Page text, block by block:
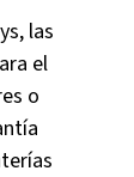
las
el
o